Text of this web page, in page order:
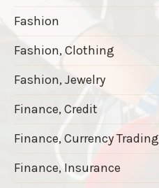
Fashion
Fashion, Clothing
Fashion, Jewelry
Finance, Credit
Finance, Currency Trading
Finance, Insurance